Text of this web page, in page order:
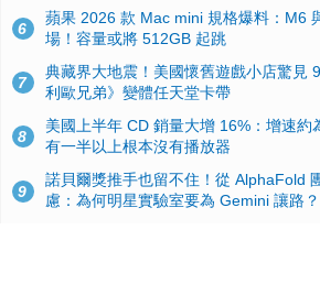
6
蘋果 2026 款 Mac mini 規格爆料：M6
場！容量或將 512GB 起跳
7
典藏界大地震！美國懷舊遊戲小店驚見
利歐兄弟》變體任天堂卡帶
8
美國上半年 CD 銷量大增 16%：增速約
有一半以上根本沒有播放器
9
諾貝爾獎推手也留不住！從 AlphaFold
慮：為何明星實驗室要為 Gemini 讓路？